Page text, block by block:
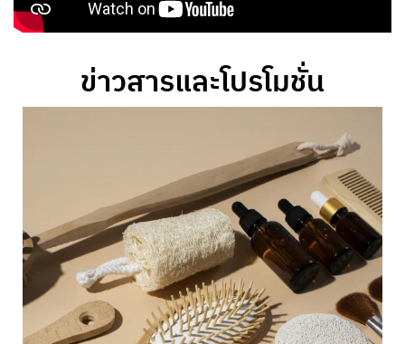
ข่าวสารและโปรโมชั่น